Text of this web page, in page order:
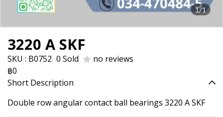
1/1
3220 A SKF
SKU : B0752 0 Sold
no reviews
฿0
Short Description
Double row angular contact ball bearings 3220 A SKF